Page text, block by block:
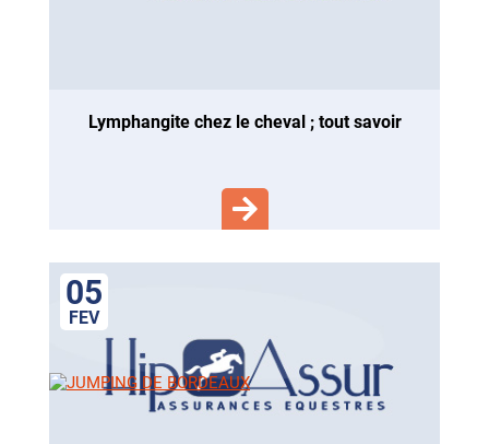
lymphangite chez le cheval ; tout savoir
05
FEV